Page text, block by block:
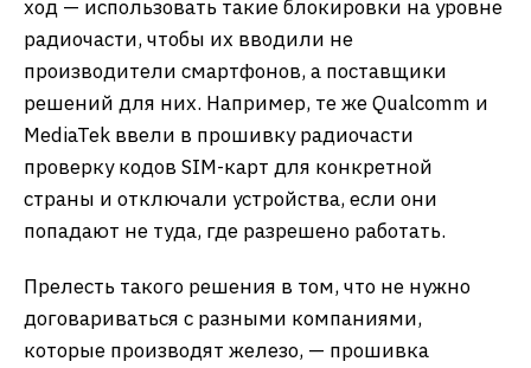
ход — использовать такие блокировки на уровне
радиочасти, чтобы их вводили не
производители смартфонов, а поставщики
решений для них. Например, те же Qualcomm и
MediaTek ввели в прошивку радиочасти
проверку кодов SIM-карт для конкретной
страны и отключали устройства, если они
попадают не туда, где разрешено работать.
Прелесть такого решения в том, что не нужно
договариваться с разными компаниями,
которые производят железо, — прошивка